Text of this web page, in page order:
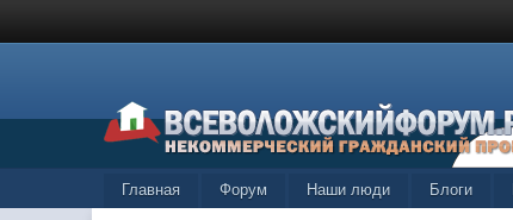
Главная Форум Наши люди Блоги